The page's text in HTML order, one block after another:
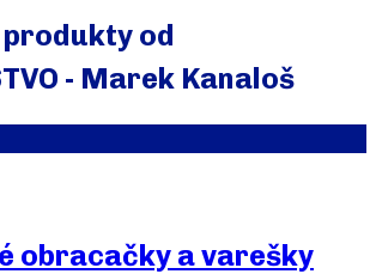
od
- Marek Kanaloš
obracačky a varešky